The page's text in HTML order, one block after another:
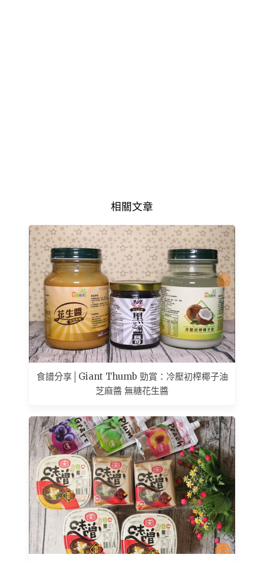
相關文章
食譜分享│Giant Thumb 勁賞：冷壓初榨椰子油
芝麻醬 無糖花生醬